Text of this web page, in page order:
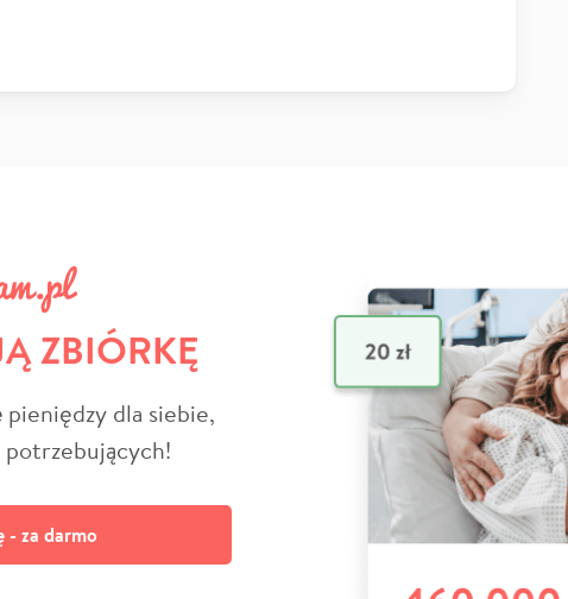
ZBIÓRKĘ
pieniędzy dla siebie,
- za darmo